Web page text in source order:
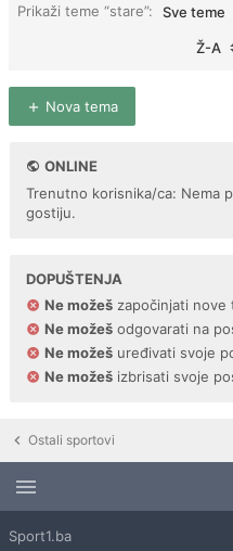
Prikaži teme “stare”: Sve teme
Ž-A
Nova tema
ONLINE
Trenutno korisnika/ca: Nema
gostiju.
DOPUŠTENJA
Ne možeš započinjati nove
Ne možeš odgovarati na
Ne možeš uređivati svoje
Ne možeš izbrisati svoje
Ostali sportovi
Sport1.ba